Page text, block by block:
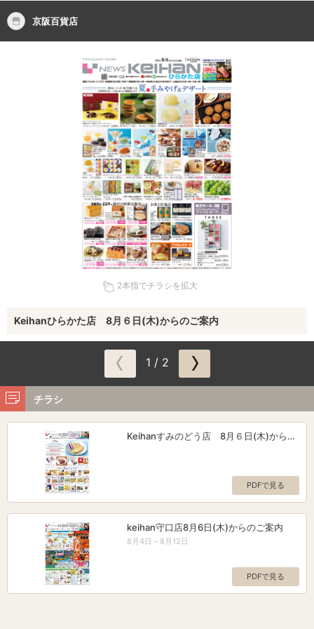
京阪百貨店
2本指でチラシを拡大
Keihanひらかた店 8月６日(木)からのご案内
1 / 2
チラシ
Keihanすみのどう店 8月６日(木)からの
PDFで見る
keihan守口店8月6日(木)からのご案内
8月4日～8月12日
PDFで見る